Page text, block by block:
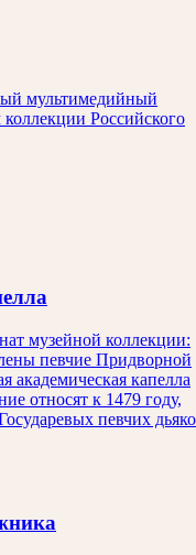
мультимедийный
Российского
музейной коллекции:
певчие Придворной
академическая капелла
относят к 1479 году,
певчих